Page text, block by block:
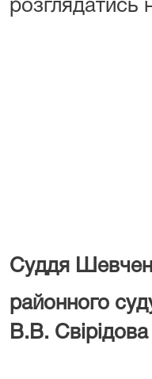
розглядатись
Суддя
В.В. Свірідова